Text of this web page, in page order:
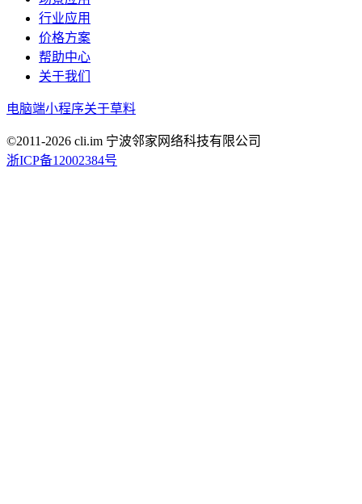
行业应用
价格方案
帮助中心
关于我们
电脑端小程序关于草料
©2011-2026 cli.im 宁波邻家网络科技有限公司
浙ICP备12002384号